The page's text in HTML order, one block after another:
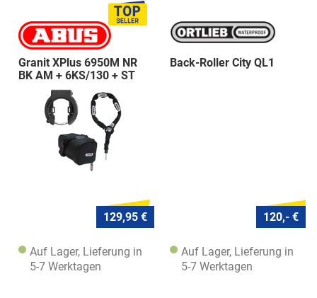
Granit XPlus 6950M NR
BK AM + 6KS/130 + ST
129,95 €
Auf Lager, Lieferung in
5-7 Werktagen
Back-Roller City QL1
120,- €
Auf Lager, Lieferung in
5-7 Werktagen